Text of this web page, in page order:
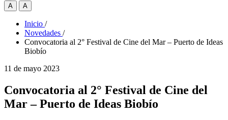
A A
Inicio /
Novedades /
Convocatoria al 2° Festival de Cine del Mar – Puerto de Ideas
Biobío
11 de mayo 2023
Convocatoria al 2° Festival de Cine del
Mar – Puerto de Ideas Biobío